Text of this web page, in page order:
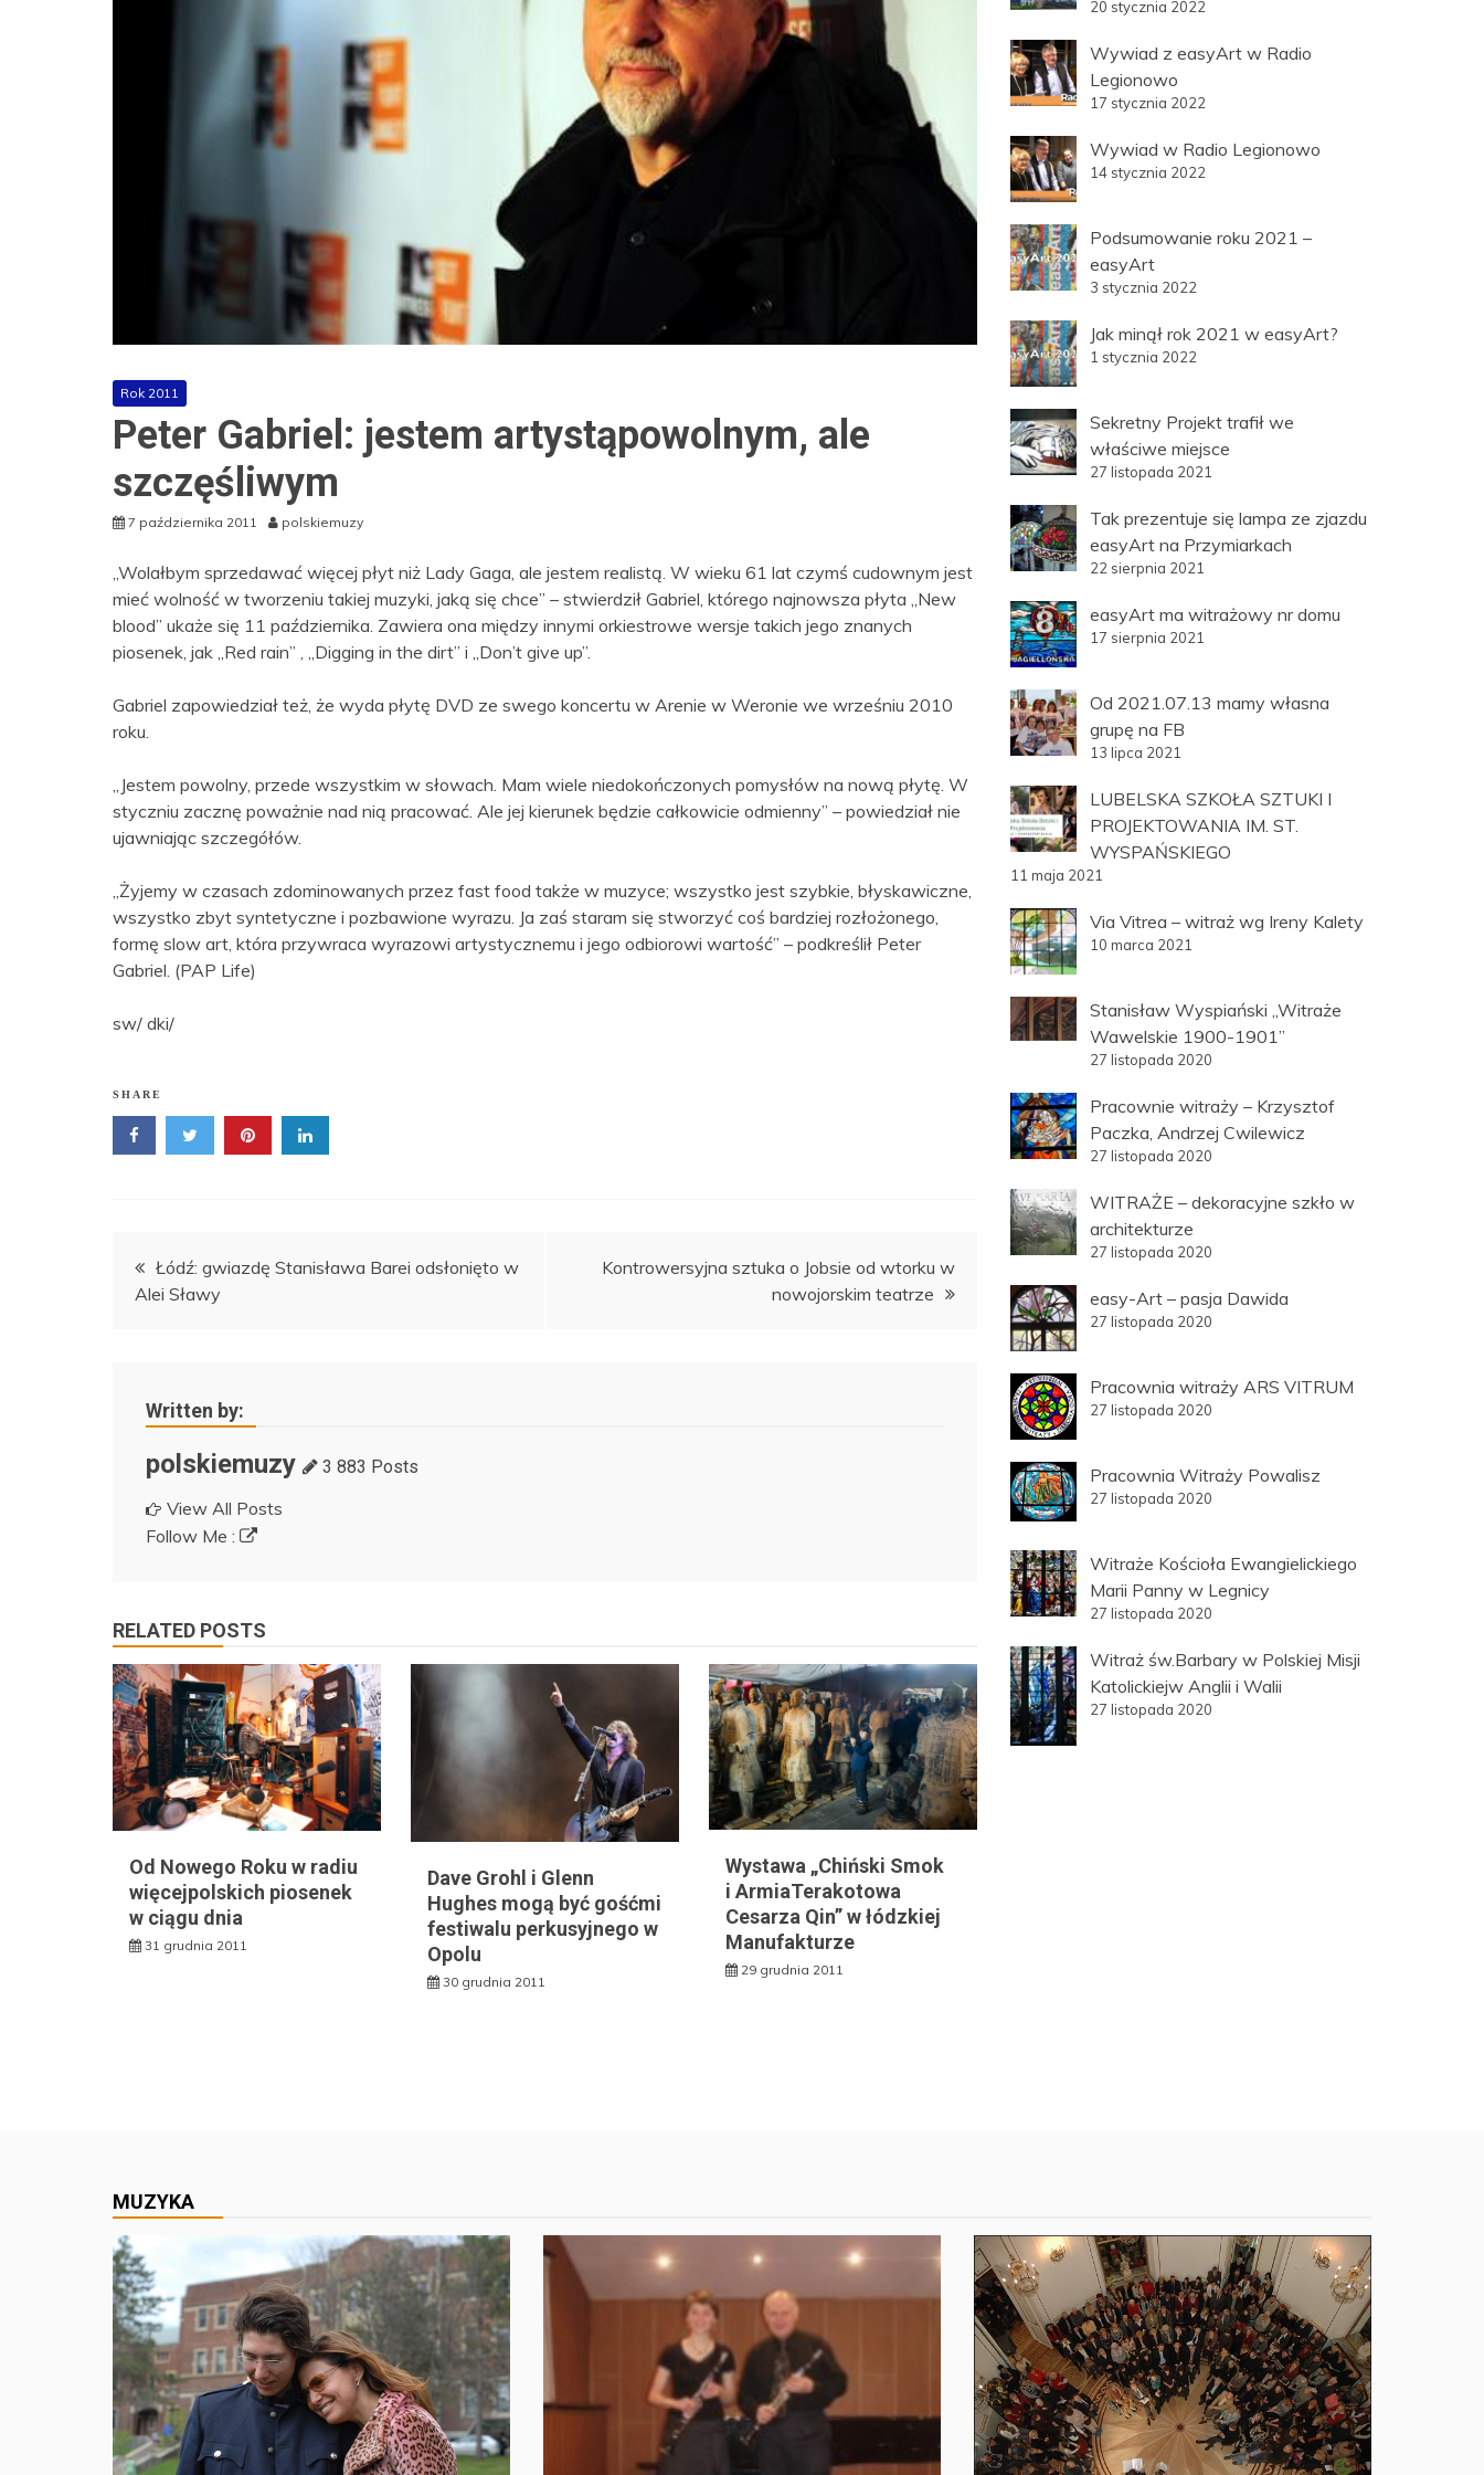
Rok 2011
Peter Gabriel: jestem artystąpowolnym, ale
szczęśliwym
7 października 2011 polskiemuzy
„Wolałbym sprzedawać więcej płyt niż Lady Gaga, ale jestem realistą. W wieku 61 lat czymś cudownym jest
mieć wolność w tworzeniu takiej muzyki, jaką się chce” – stwierdził Gabriel, którego najnowsza płyta „New
blood” ukaże się 11 października. Zawiera ona między innymi orkiestrowe wersje takich jego znanych
piosenek, jak „Red rain” , „Digging in the dirt” i „Don’t give up”.
Gabriel zapowiedział też, że wyda płytę DVD ze swego koncertu w Arenie w Weronie we wrześniu 2010
roku.
„Jestem powolny, przede wszystkim w słowach. Mam wiele niedokończonych pomysłów na nową płytę. W
styczniu zacznę poważnie nad nią pracować. Ale jej kierunek będzie całkowicie odmienny” – powiedział nie
ujawniając szczegółów.
„Żyjemy w czasach zdominowanych przez fast food także w muzyce; wszystko jest szybkie, błyskawiczne,
wszystko zbyt syntetyczne i pozbawione wyrazu. Ja zaś staram się stworzyć coś bardziej rozłożonego,
formę slow art, która przywraca wyrazowi artystycznemu i jego odbiorowi wartość” – podkreślił Peter
Gabriel. (PAP Life)
sw/ dki/
SHARE
Nawigacja
wpisu
Łódź: gwiazdę Stanisława Barei odsłonięto w
Alei Sławy
Kontrowersyjna sztuka o Jobsie od wtorku w
nowojorskim teatrze
Written by:
polskiemuzy 3 883 Posts
View All Posts
Follow Me :
RELATED POSTS
Od Nowego Roku w radiu
więcejpolskich piosenek
w ciągu dnia
31 grudnia 2011
Dave Grohl i Glenn
Hughes mogą być gośćmi
festiwalu perkusyjnego w
Opolu
30 grudnia 2011
Wystawa „Chiński Smok
i ArmiaTerakotowa
Cesarza Qin” w łódzkiej
Manufakturze
29 grudnia 2011
20 stycznia 2022
Wywiad z easyArt w Radio
Legionowo
17 stycznia 2022
Wywiad w Radio Legionowo
14 stycznia 2022
Podsumowanie roku 2021 –
easyArt
3 stycznia 2022
Jak minął rok 2021 w easyArt?
1 stycznia 2022
Sekretny Projekt trafił we
właściwe miejsce
27 listopada 2021
Tak prezentuje się lampa ze zjazdu
easyArt na Przymiarkach
22 sierpnia 2021
easyArt ma witrażowy nr domu
17 sierpnia 2021
Od 2021.07.13 mamy własna
grupę na FB
13 lipca 2021
LUBELSKA SZKOŁA SZTUKI I
PROJEKTOWANIA IM. ST.
WYSPAŃSKIEGO
11 maja 2021
Via Vitrea – witraż wg Ireny Kalety
10 marca 2021
Stanisław Wyspiański „Witraże
Wawelskie 1900-1901”
27 listopada 2020
Pracownie witraży – Krzysztof
Paczka, Andrzej Cwilewicz
27 listopada 2020
WITRAŻE – dekoracyjne szkło w
architekturze
27 listopada 2020
easy-Art – pasja Dawida
27 listopada 2020
Pracownia witraży ARS VITRUM
27 listopada 2020
Pracownia Witraży Powalisz
27 listopada 2020
Witraże Kościoła Ewangielickiego
Marii Panny w Legnicy
27 listopada 2020
Witraż św.Barbary w Polskiej Misji
Katolickiejw Anglii i Walii
27 listopada 2020
MUZYKA